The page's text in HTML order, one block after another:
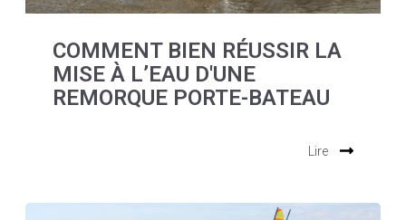
COMMENT BIEN RÉUSSIR LA
MISE À L’EAU D'UNE
REMORQUE PORTE-BATEAU
Lire